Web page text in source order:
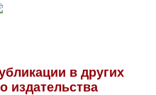
в других
издательства